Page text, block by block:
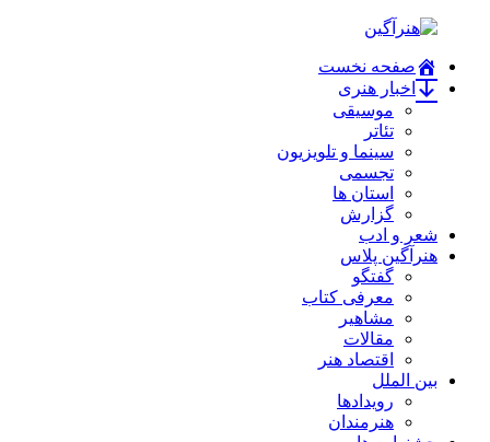
صفحه نخست
اخبار هنری
موسیقی
تئاتر
سینما و تلویزیون
تجسمی
استان ها
گزارش
شعر و ادب
هنرآگین پلاس
گفتگو
معرفی کتاب
مشاهیر
مقالات
اقتصاد هنر
بین الملل
رویدادها
هنرمندان